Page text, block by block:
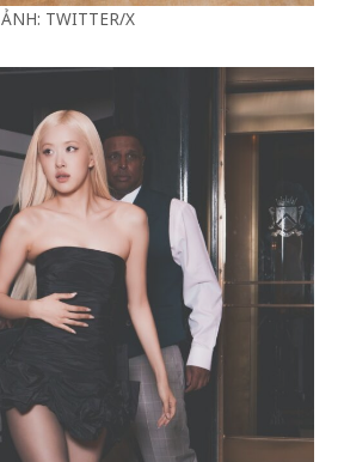
ẢNH: TWITTER/X